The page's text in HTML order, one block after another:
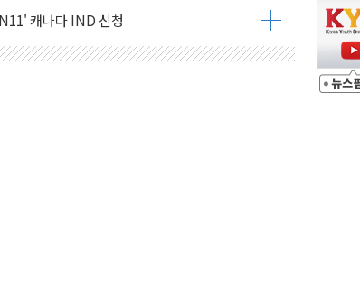
캐나다 IND 신청
군 장병 금융교육·전역 지원 협약
폐 위기…관리종목 우려 지정예고 총 63개
률… 실수요자 관심
·흥국·한투 참여